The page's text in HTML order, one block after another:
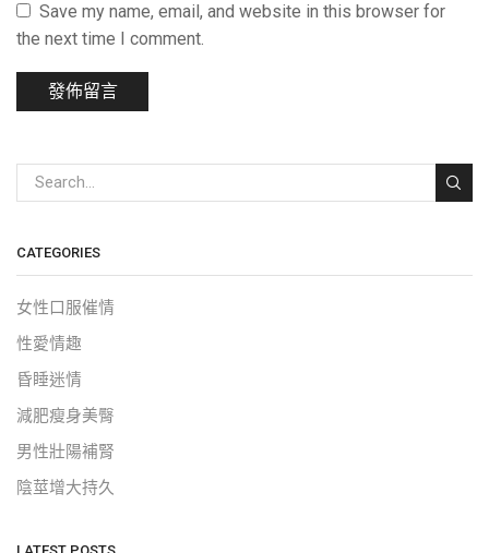
Save my name, email, and website in this browser for
the next time I comment.
CATEGORIES
女性口服催情
性愛情趣
昏睡迷情
減肥瘦身美臀
男性壯陽補腎
陰莖增大持久